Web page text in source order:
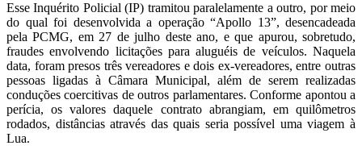
Esse Inquérito Policial (IP) tramitou paralelamente a outro, por meio
do qual foi desenvolvida a operação “Apollo 13”, desencadeada
pela PCMG, em 27 de julho deste ano, e que apurou, sobretudo,
fraudes envolvendo licitações para aluguéis de veículos. Naquela
data, foram presos três vereadores e dois ex-vereadores, entre outras
pessoas ligadas à Câmara Municipal, além de serem realizadas
conduções coercitivas de outros parlamentares. Conforme apontou a
perícia, os valores daquele contrato abrangiam, em quilômetros
rodados, distâncias através das quais seria possível uma viagem à
Lua.